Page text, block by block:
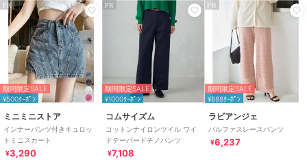
PR
期間限定SALE
¥500ｸｰﾎﾟﾝ
ミニミニストア
インナーパンツ付きキュロッ
トミニスカート
¥3,290
PR
期間限定SALE
¥1000ｸｰﾎﾟﾝ
コムサイズム
コットンナイロンツイル ワイ
ドテーパードチノパンツ
¥7,108
PR
期間限定SALE
¥888ｸｰﾎﾟﾝ
ラビアンジェ
バルファスレースパンツ
¥6,237